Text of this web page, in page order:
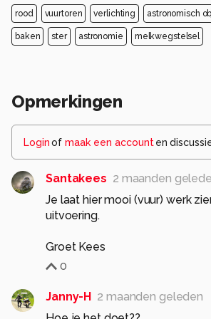
rood vuurtoren verlichting astronomisch
baken ster astronomie melkwegstelsel
Opmerkingen
Loginof maak een account en
Santakees 2 maanden
Je laat hier mooi (vuur) werk
uitvoering.
Groet Kees
0
Janny-H
2 maanden geleden